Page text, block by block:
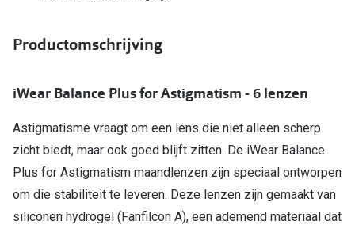
Productomschrijving
iWear Balance Plus for Astigmatism - 6 lenzen
Astigmatisme vraagt om een lens die niet alleen scherp
zicht biedt, maar ook goed blijft zitten. De iWear Balance
Plus for Astigmatism maandlenzen zijn speciaal ontworpen
om die stabiliteit te leveren. Deze lenzen zijn gemaakt van
siliconen hydrogel (Fanfilcon A), een ademend materiaal dat